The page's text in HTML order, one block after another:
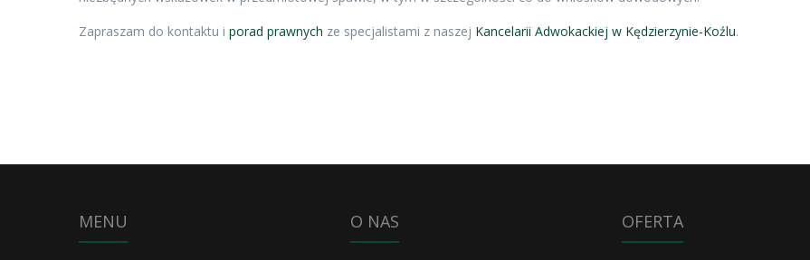
Zapraszam do kontaktu i porad prawnych ze specjalistami z naszej Kancelarii Adwokackiej w Kędzierzynie-Koźlu.
MENU O NAS OFERTA